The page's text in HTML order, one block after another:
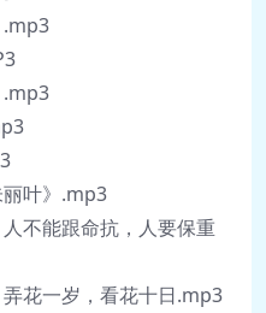
.mp3
.mp3
叶》.mp3
不能跟命抗，人要保重
花一岁，看花十日.mp3